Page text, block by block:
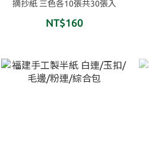
摘抄紙 三色各10張共30張入
NT$160